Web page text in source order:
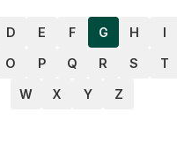
D E F G H I
O P Q R S T
W X Y Z